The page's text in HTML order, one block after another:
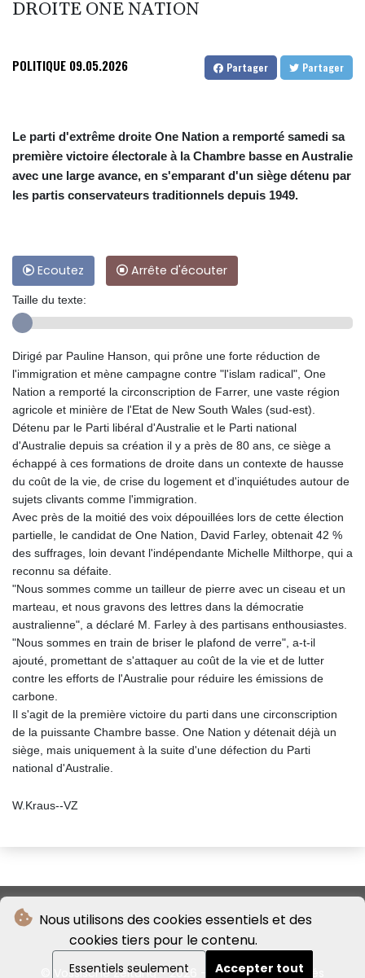
Nous utilisons des cookies essentiels et des
cookies tiers pour le contenu.
Essentiels seulement Accepter tout
DROITE ONE NATION
POLITIQUE 09.05.2026 Partager Partager
Le parti d'extrême droite One Nation a remporté samedi sa
première victoire électorale à la Chambre basse en Australie
avec une large avance, en s'emparant d'un siège détenu par
les partis conservateurs traditionnels depuis 1949.
Ecoutez Arrête d'écouter
Taille du texte:
Dirigé par Pauline Hanson, qui prône une forte réduction de
l'immigration et mène campagne contre "l'islam radical", One
Nation a remporté la circonscription de Farrer, une vaste région
agricole et minière de l'Etat de New South Wales (sud-est).
Détenu par le Parti libéral d'Australie et le Parti national
d'Australie depuis sa création il y a près de 80 ans, ce siège a
échappé à ces formations de droite dans un contexte de hausse
du coût de la vie, de crise du logement et d'inquiétudes autour de
sujets clivants comme l'immigration.
Avec près de la moitié des voix dépouillées lors de cette élection
partielle, le candidat de One Nation, David Farley, obtenait 42 %
des suffrages, loin devant l'indépendante Michelle Milthorpe, qui a
reconnu sa défaite.
"Nous sommes comme un tailleur de pierre avec un ciseau et un
marteau, et nous gravons des lettres dans la démocratie
australienne", a déclaré M. Farley à des partisans enthousiastes.
"Nous sommes en train de briser le plafond de verre", a-t-il
ajouté, promettant de s'attaquer au coût de la vie et de lutter
contre les efforts de l'Australie pour réduire les émissions de
carbone.
Il s'agit de la première victoire du parti dans une circonscription
de la puissante Chambre basse. One Nation y détenait déjà un
siège, mais uniquement à la suite d'une défection du Parti
national d'Australie.
W.Kraus--VZ
© Vossische Zeitung - 2026 - Tous droits réservés